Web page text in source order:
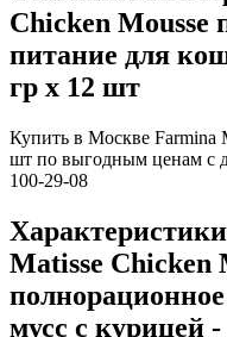
Chicken Mousse
питание для
гр х 12 шт
Купить в Москве Farmina
шт по выгодным ценам с
100-29-08
Matisse Chicken
мусс с курицей